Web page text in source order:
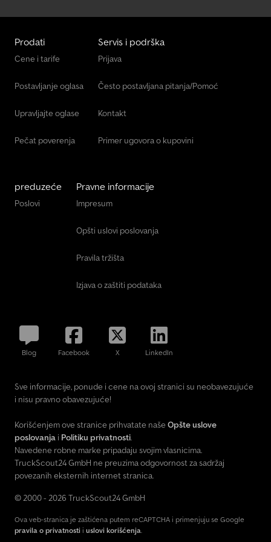
Prodati
Cene i tarife
Postavljanje oglasa
Upravljajte oglase
Pečat poverenja
Servis i podrška
Prijava
Često postavljana pitanja/Pomoć
Kontakt
Primer ugovora o kupovini
preduzeće
Poslovi
Pravne informacije
Impresum
Opšti uslovi poslovanja
Pravila tržišta
Izjava o zaštiti podataka
Blog Facebook X LinkedIn
Sve informacije, ponude i cene na ovoj stranici su neobavezujuće
i nisu pravno obavezujuće!
Korišćenjem ove stranice prihvatate naše Opšte uslove
poslovanja i Politiku privatnosti.
Navedene robne marke pripadaju svojim vlasnicima.
TruckScout24 GmbH ne preuzima odgovornost za sadržaj
povezanih eksternih internet stranica.
© 2000 - 2026 TruckScout24 GmbH
Ova veb-stranica je zaštićena putem reCAPTCHA i primenjuju se Google
pravila o privatnosti i uslovi korišćenja.